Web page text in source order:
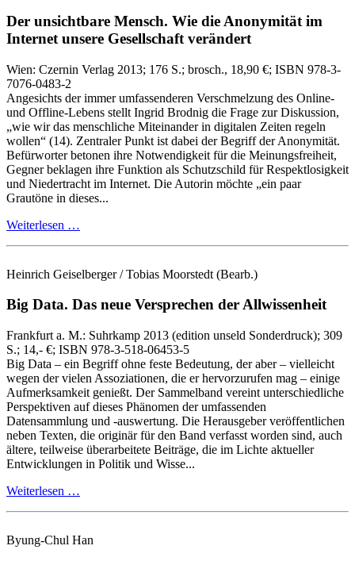
Der unsichtbare Mensch. Wie die Anonymität im
Internet unsere Gesellschaft verändert
Wien: Czernin Verlag 2013; 176 S.; brosch., 18,90 €; ISBN 978-3-
7076-0483-2
Angesichts der immer umfassenderen Verschmelzung des Online‑
und Offline‑Lebens stellt Ingrid Brodnig die Frage zur Diskussion,
„wie wir das menschliche Miteinander in digitalen Zeiten regeln
wollen“ (14). Zentraler Punkt ist dabei der Begriff der Anonymität.
Befürworter betonen ihre Notwendigkeit für die Meinungsfreiheit,
Gegner beklagen ihre Funktion als Schutzschild für Respektlosigkeit
und Niedertracht im Internet. Die Autorin möchte „ein paar
Grautöne in dieses...
Weiterlesen …
Heinrich Geiselberger / Tobias Moorstedt (Bearb.)
Big Data. Das neue Versprechen der Allwissenheit
Frankfurt a. M.: Suhrkamp 2013 (edition unseld Sonderdruck); 309
S.; 14,- €; ISBN 978-3-518-06453-5
Big Data – ein Begriff ohne feste Bedeutung, der aber – vielleicht
wegen der vielen Assoziationen, die er hervorzurufen mag – einige
Aufmerksamkeit genießt. Der Sammelband vereint unterschiedliche
Perspektiven auf dieses Phänomen der umfassenden
Datensammlung und ‑auswertung. Die Herausgeber veröffentlichen
neben Texten, die originär für den Band verfasst worden sind, auch
ältere, teilweise überarbeitete Beiträge, die im Lichte aktueller
Entwicklungen in Politik und Wisse...
Weiterlesen …
Byung-Chul Han